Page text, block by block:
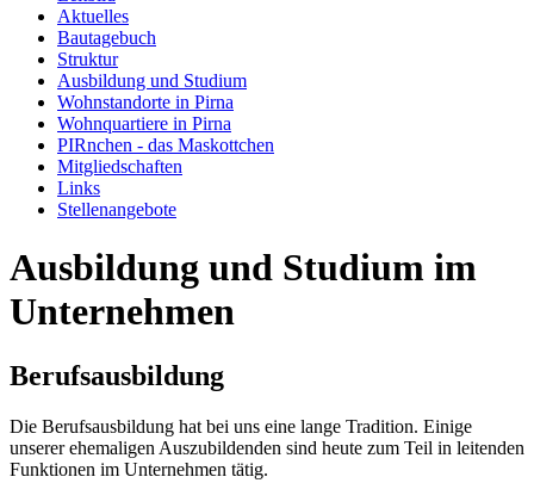
Aktuelles
Bautagebuch
Struktur
Ausbildung und Studium
Wohnstandorte in Pirna
Wohnquartiere in Pirna
PIRnchen - das Maskottchen
Mitgliedschaften
Links
Stellenangebote
Ausbildung und Studium im
Unternehmen
Berufsausbildung
Die Berufsausbildung hat bei uns eine lange Tradition. Einige
unserer ehemaligen Auszubildenden sind heute zum Teil in leitenden
Funktionen im Unternehmen tätig.